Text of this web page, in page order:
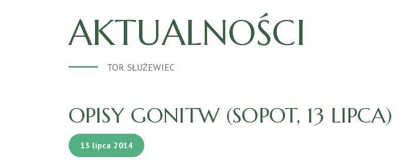
AKTUALNOŚCI
TOR SŁUŻEWIEC
OPISY GONITW (SOPOT, 13 LIPCA)
13 lipca 2014